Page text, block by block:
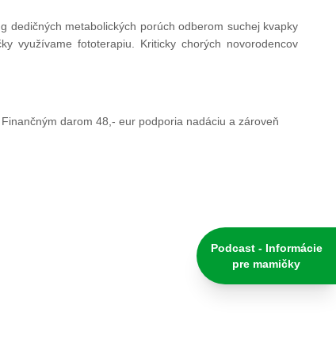
Podcast - Informácie
pre mamičky
dedičných metabolických porúch odberom suchej kvapky
využívame fototerapiu. Kriticky chorých novorodencov
darom 48,- eur podporia nadáciu a zároveň